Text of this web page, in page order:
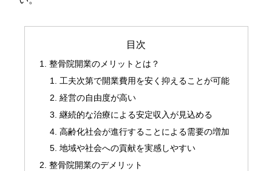
目次
整骨院開業のメリットとは？
工夫次第で開業費用を安く抑えることが可能
経営の自由度が高い
継続的な治療による安定収入が見込める
高齢化社会が進行することによる需要の増加
地域や社会への貢献を実感しやすい
整骨院開業のデメリット